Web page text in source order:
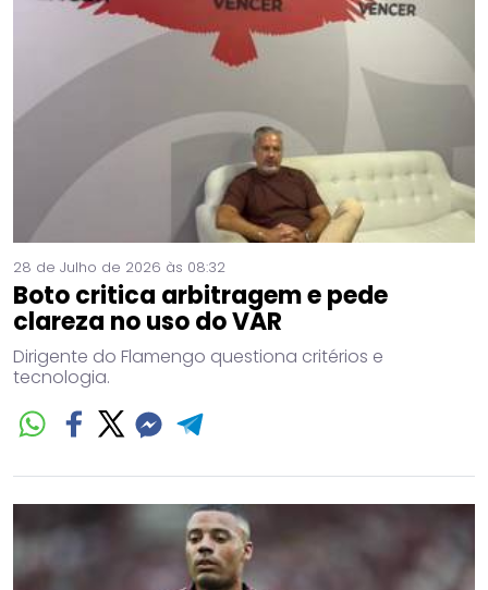
28 de Julho de 2026 às 08:32
Boto critica arbitragem e pede
clareza no uso do VAR
Dirigente do Flamengo questiona critérios e
tecnologia.